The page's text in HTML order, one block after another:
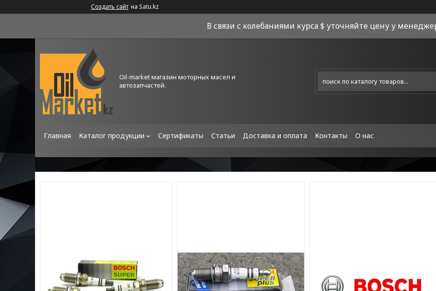
Создать сайт на Satu.kz
В связи с колебаниями курса $ уточняйте цену у
Oil-market магазин моторных масел и
автозапчастей.
Главная Каталог продукции Сертификаты Статьи Доставка и оплата Контакты О нас